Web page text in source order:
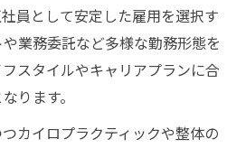
員として安定した雇用を選択す
業務委託など多様な勤務形態を
スタイルやキャリアプランに合
ります。
カイロプラクティックや整体の